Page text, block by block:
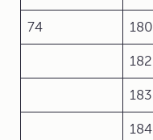
74 180
182
183
184